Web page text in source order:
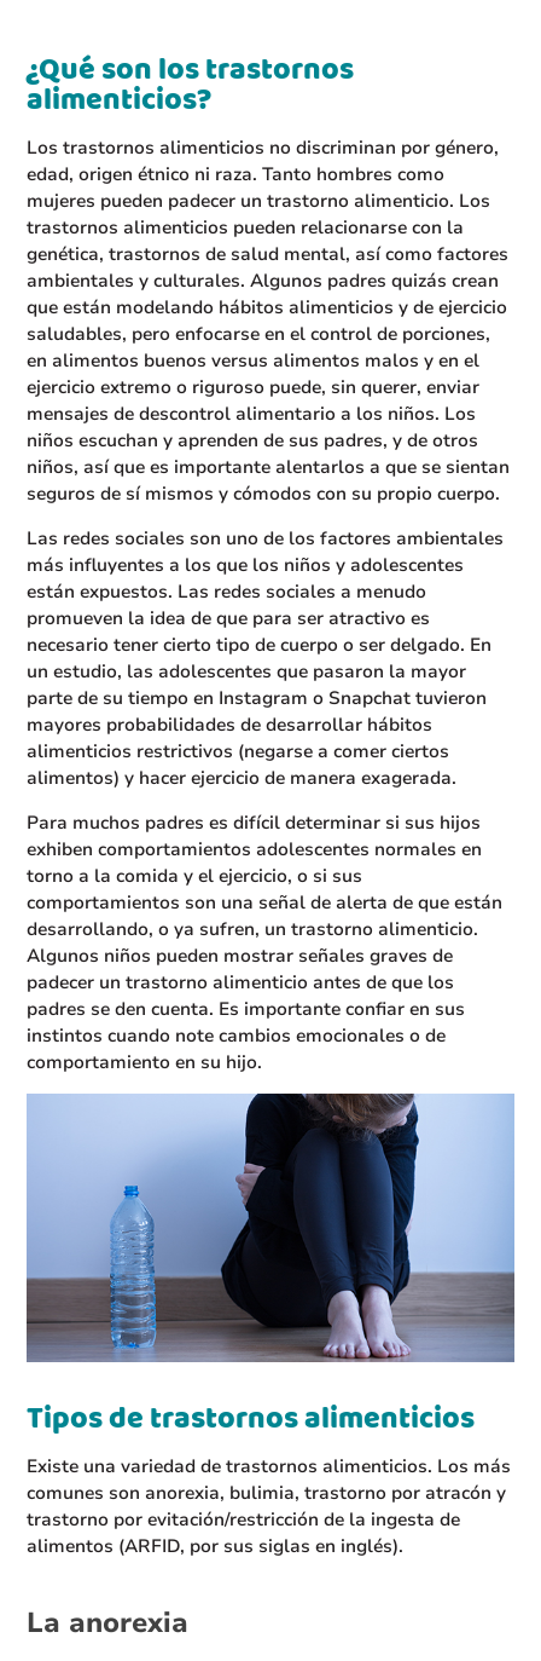
¿Qué son los trastornos
alimenticios?
Los trastornos alimenticios no discriminan por género,
edad, origen étnico ni raza. Tanto hombres como
mujeres pueden padecer un trastorno alimenticio. Los
trastornos alimenticios pueden relacionarse con la
genética, trastornos de salud mental, así como factores
ambientales y culturales. Algunos padres quizás crean
que están modelando hábitos alimenticios y de ejercicio
saludables, pero enfocarse en el control de porciones,
en alimentos buenos versus alimentos malos y en el
ejercicio extremo o riguroso puede, sin querer, enviar
mensajes de descontrol alimentario a los niños. Los
niños escuchan y aprenden de sus padres, y de otros
niños, así que es importante alentarlos a que se sientan
seguros de sí mismos y cómodos con su propio cuerpo.
Las redes sociales son uno de los factores ambientales
más influyentes a los que los niños y adolescentes
están expuestos. Las redes sociales a menudo
promueven la idea de que para ser atractivo es
necesario tener cierto tipo de cuerpo o ser delgado. En
un estudio, las adolescentes que pasaron la mayor
parte de su tiempo en Instagram o Snapchat tuvieron
mayores probabilidades de desarrollar hábitos
alimenticios restrictivos (negarse a comer ciertos
alimentos) y hacer ejercicio de manera exagerada.
Para muchos padres es difícil determinar si sus hijos
exhiben comportamientos adolescentes normales en
torno a la comida y el ejercicio, o si sus
comportamientos son una señal de alerta de que están
desarrollando, o ya sufren, un trastorno alimenticio.
Algunos niños pueden mostrar señales graves de
padecer un trastorno alimenticio antes de que los
padres se den cuenta. Es importante confiar en sus
instintos cuando note cambios emocionales o de
comportamiento en su hijo.
Tipos de trastornos alimenticios
Existe una variedad de trastornos alimenticios. Los más
comunes son anorexia, bulimia, trastorno por atracón y
trastorno por evitación/restricción de la ingesta de
alimentos (ARFID, por sus siglas en inglés).
La anorexia